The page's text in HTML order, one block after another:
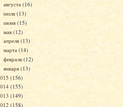
августа(16)
июля(13)
июня(15)
мая(12)
апреля(13)
марта(14)
февраля(12)
января(13)
(156)
(155)
(149)
(158)